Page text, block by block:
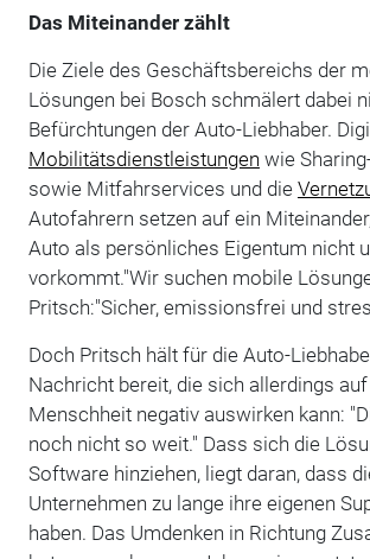
Das Miteinander zählt
Die Ziele des Geschäftsbereichs der
Lösungen bei Bosch schmälert dabei
Befürchtungen der Auto-Liebhaber.
Mobilitätsdienstleistungen wie
sowie Mitfahrservices und die
Autofahrern setzen auf ein
Auto als persönliches Eigentum nicht
vorkommt."Wir suchen mobile
Pritsch:"Sicher, emissionsfrei und
Doch Pritsch hält für die Auto-
Nachricht bereit, die sich allerdings
Menschheit negativ auswirken kann:
noch nicht so weit." Dass sich die
Software hinziehen, liegt daran, dass
Unternehmen zu lange ihre eigenen
haben. Das Umdenken in Richtung